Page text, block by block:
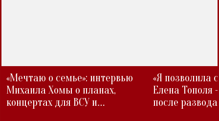
«Мечтаю о семье»: интервью
Михаила Хомы о планах,
концертах для ВСУ и
«Я позволила
Елена Тополя
после развода